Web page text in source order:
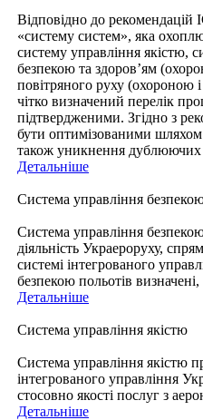
Відповідно до рекомендацій
«систему систем», яка
систему управління якістю,
безпекою та здоров’ям
повітряного руху (охороною
чітко визначений перелік
підтвердженими. Згідно з
бути оптимізованими шляхом
також уникнення дублюючих
Детальніше
Система управління
Система управління
діяльність Украероруху,
системі інтегрованого
безпекою польотів
Детальніше
Система управління якістю
Система управління якістю
інтегрованого управління
стосовно якості послуг з
Детальніше